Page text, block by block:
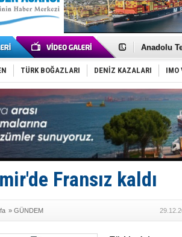
İnsansız
Anadolu
Derince,
Tüpraş,
İTU AUV,
LNG
PROYAD,
Türkiye-
Türk
Deniz
DÖDER,
Fairline,
Runit
TÜRK BOĞAZLARI DENİZ KAZALARI IMO
Fransız kaldı
» GÜNDEM